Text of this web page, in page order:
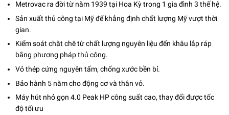
Metrovac ra đời từ năm 1939 tại Hoa Kỳ trong 1 gia đình 3 thế hệ.
Sản xuất thủ công tại Mỹ để khẳng định chất lượng Mỹ vượt thời
gian.
Kiểm soát chặt chẽ từ chất lượng nguyên liệu đến khâu lắp ráp
bằng phương pháp thủ công.
Vỏ thép cứng nguyên tấm, chống xước bền bỉ.
Bảo hành 5 năm cho động cơ và thân vỏ.
Máy hút nhỏ gọn 4.0 Peak HP công suất cao, thay đổi được tốc
độ tối ưu